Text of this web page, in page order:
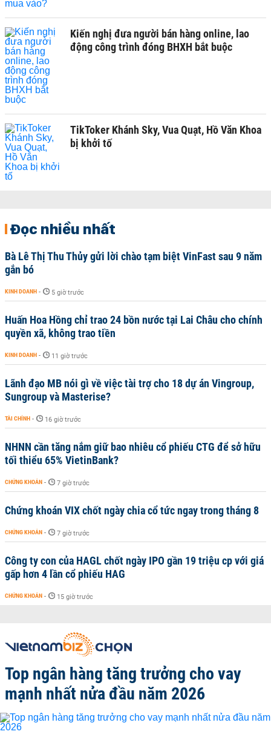
Kiến nghị đưa người bán hàng online, lao
động công trình đóng BHXH bắt buộc
TikToker Khánh Sky, Vua Quạt, Hồ Văn Khoa
bị khởi tố
Đọc nhiều nhất
Bà Lê Thị Thu Thủy gửi lời chào tạm biệt VinFast sau 9 năm
gắn bó
KINH DOANH - 5 giờ trước
Huấn Hoa Hồng chỉ trao 24 bồn nước tại Lai Châu cho chính
quyền xã, không trao tiền
KINH DOANH - 11 giờ trước
Lãnh đạo MB nói gì về việc tài trợ cho 18 dự án Vingroup,
Sungroup và Masterise?
TÀI CHÍNH - 16 giờ trước
NHNN cần tăng nắm giữ bao nhiêu cổ phiếu CTG để sở hữu
tối thiểu 65% VietinBank?
CHỨNG KHOÁN - 7 giờ trước
Chứng khoán VIX chốt ngày chia cổ tức ngay trong tháng 8
CHỨNG KHOÁN - 7 giờ trước
Công ty con của HAGL chốt ngày IPO gần 19 triệu cp với giá
gấp hơn 4 lần cổ phiếu HAG
CHỨNG KHOÁN - 15 giờ trước
Top ngân hàng tăng trưởng cho vay
mạnh nhất nửa đầu năm 2026